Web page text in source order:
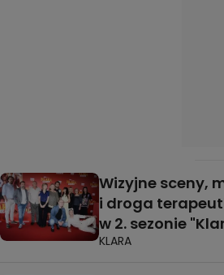
Wizyjne sceny,
i droga
w 2. sezonie
KLARA